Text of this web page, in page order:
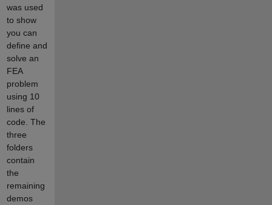
was used
to show
you can
define and
solve an
FEA
problem
using 10
lines of
code. The
three
folders
contain
the
remaining
demos